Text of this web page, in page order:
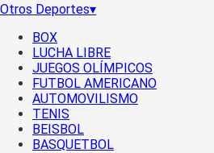
Otros Deportes▾
BOX
LUCHA LIBRE
JUEGOS OLÍMPICOS
FUTBOL AMERICANO
AUTOMOVILISMO
TENIS
BEISBOL
BASQUETBOL